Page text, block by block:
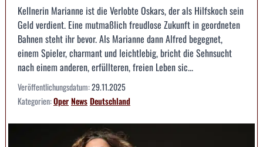
Kellnerin Marianne ist die Verlobte Oskars, der als Hilfskoch sein
Geld verdient. Eine mutmaßlich freudlose Zukunft in geordneten
Bahnen steht ihr bevor. Als Marianne dann Alfred begegnet,
einem Spieler, charmant und leichtlebig, bricht die Sehnsucht
nach einem anderen, erfüllteren, freien Leben sic...
Veröffentlichungsdatum:29.11.2025
Kategorien:OperNewsDeutschland